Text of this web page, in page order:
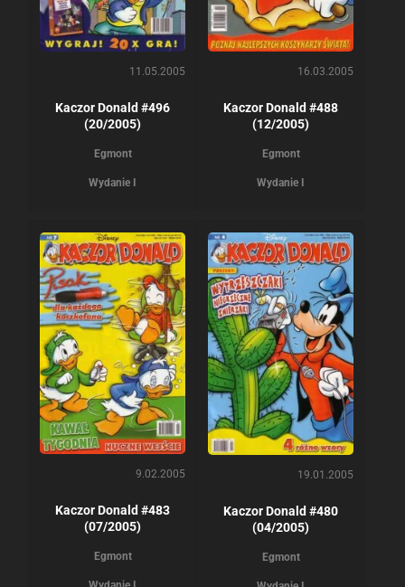
11.05.2005
Kaczor Donald #496
(20/2005)
Egmont
Wydanie I
16.03.2005
Kaczor Donald #488
(12/2005)
Egmont
Wydanie I
9.02.2005
Kaczor Donald #483
(07/2005)
Egmont
19.01.2005
Kaczor Donald #480
(04/2005)
Egmont